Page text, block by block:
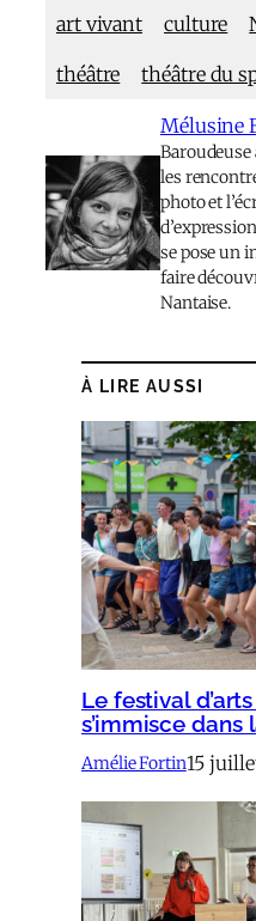
art vivant
culture
théâtre théâtre du
Mélusine
Baroudeuse
les
photo et
se pose un
faire
Nantaise.
À LIRE AUSSI
Le festival
s’immisce dans
Amélie Fortin15